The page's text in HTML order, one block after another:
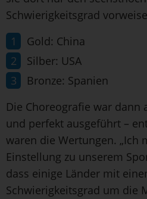
Schwierigkeitsgrad
Gold: China
Silber: USA
Bronze: Spanien
Die Choreografie war dann
und perfekt ausgeführt –
waren die Wertungen. „Ich
Einstellung zu unserem
dass einige Länder mit
Schwierigkeitsgrad um die